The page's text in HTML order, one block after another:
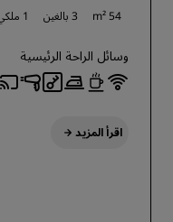
54 m² 3 بالغين 1 ملكي
وسائل الراحة الرئيسية
اقرأ المزيد